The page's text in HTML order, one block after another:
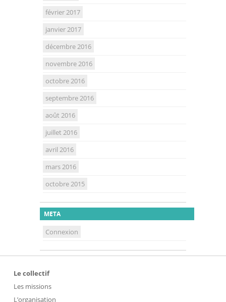
février 2017
janvier 2017
décembre 2016
novembre 2016
octobre 2016
septembre 2016
août 2016
juillet 2016
avril 2016
mars 2016
octobre 2015
META
Connexion
Le collectif
Les missions
L’organisation